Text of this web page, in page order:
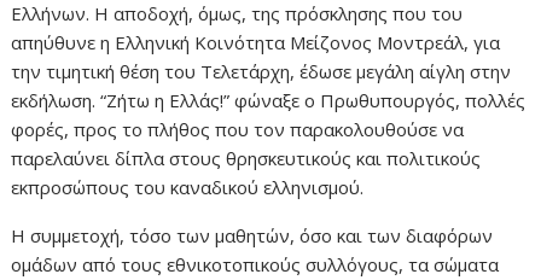
Ελλήνων. Η αποδοχή, όμως, της πρόσκλησης που του
απηύθυνε η Ελληνική Κοινότητα Μείζονος Μοντρεάλ, για
την τιμητική θέση του Τελετάρχη, έδωσε μεγάλη αίγλη στην
εκδήλωση. “Ζήτω η Ελλάς!” φώναξε ο Πρωθυπουργός, πολλές
φορές, προς το πλήθος που τον παρακολουθούσε να
παρελαύνει δίπλα στους θρησκευτικούς και πολιτικούς
εκπροσώπους του καναδικού ελληνισμού.
Η συμμετοχή, τόσο των μαθητών, όσο και των διαφόρων
ομάδων από τους εθνικοτοπικούς συλλόγους, τα σώματα